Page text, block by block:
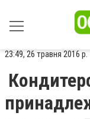
23:49, 26 травня 2016 р.